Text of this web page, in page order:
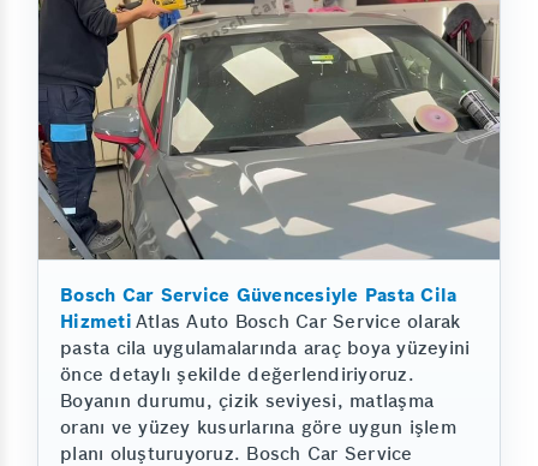
Bosch Car Service Güvencesiyle Pasta Cila
Hizmeti Atlas Auto Bosch Car Service olarak
pasta cila uygulamalarında araç boya yüzeyini
önce detaylı şekilde değerlendiriyoruz.
Boyanın durumu, çizik seviyesi, matlaşma
oranı ve yüzey kusurlarına göre uygun işlem
planı oluşturuyoruz. Bosch Car Service